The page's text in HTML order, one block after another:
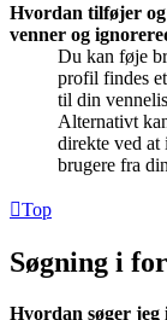
Hvordan tilføjer
venner og
Du kan føje
profil findes
til din
Alternativt
direkte ved at
brugere fra
Top
Søgning i
Hvordan søger jeg